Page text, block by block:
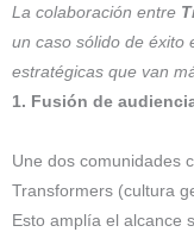
La colaboración entre
un caso sólido de éxito
estratégicas que van
1. Fusión de
Une dos comunidades
Transformers (cultura
Esto amplía el alcance